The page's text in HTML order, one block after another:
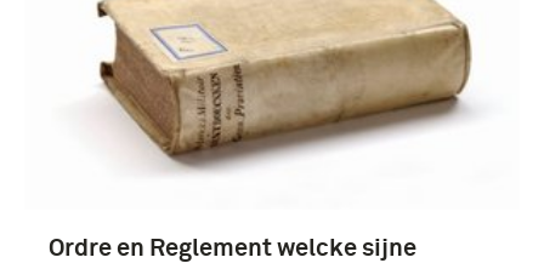
reglement (4)
Ordre en Reglement welcke sijne